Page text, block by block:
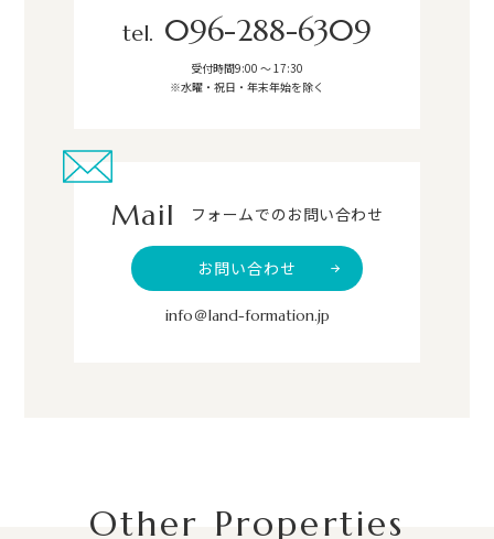
tel. 096-288-6309
受付時間9:00 ～ 17:30
※水曜・祝日・年末年始を除く
Mail フォームでのお問い合わせ
お問い合わせ
info＠land-formation.jp
Other Properties